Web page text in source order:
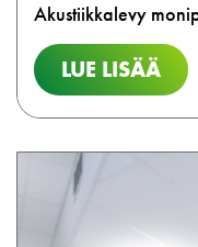
Akustiikkalevy
LUE LISÄÄ